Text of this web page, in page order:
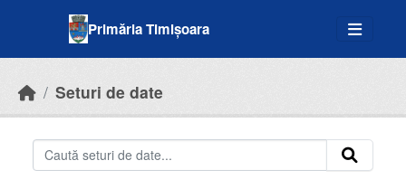
Primăria Timișoara
Seturi de date